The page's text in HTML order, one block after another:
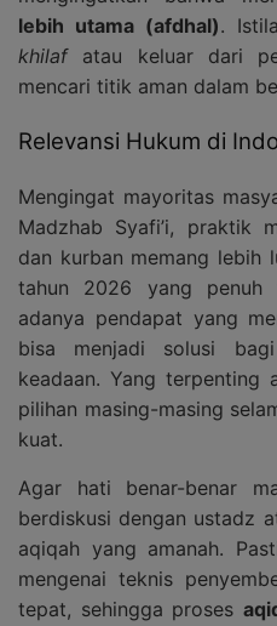
lebih utama (afdhal).
khilafatau keluar dari
mencari titik aman dalam
Relevansi Hukum di
Mengingat mayoritas
Madzhab Syafi’i, praktik
dan kurban memang lebih
tahun 2026 yang penuh
adanya pendapat yang
bisa menjadi solusi
keadaan. Yang terpenting
pilihan masing-masing
kuat.
Agar hati benar-benar
berdiskusi dengan ustadz
aqiqah yang amanah.
mengenai teknis
tepat, sehingga proses